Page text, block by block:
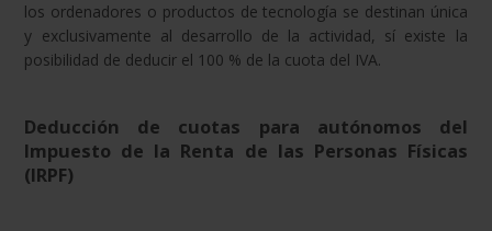
los ordenadores o productos de tecnología se destinan única
y exclusivamente al desarrollo de la actividad, sí existe la
posibilidad de deducir el 100 % de la cuota del IVA.
Deducción de cuotas para autónomos del
Impuesto de la Renta de las Personas Físicas
(IRPF)